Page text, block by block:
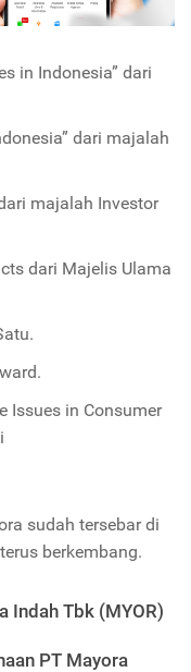
in Indonesia” dari
dari majalah
majalah Investor
dari Majelis Ulama
Issues in Consumer
sudah tersebar di
berkembang.
Indah Tbk (MYOR)
PT Mayora